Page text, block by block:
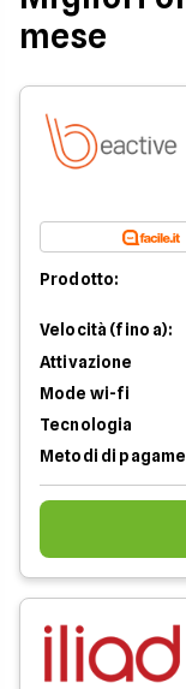
mese
Prodotto:
Velocità (fino a):
Attivazione
Mode wi-fi
Tecnologia
Metodi di